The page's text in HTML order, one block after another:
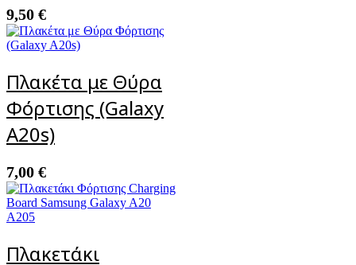
9,50 €
Πλακέτα με Θύρα
Φόρτισης (Galaxy
A20s)
7,00 €
Πλακετάκι